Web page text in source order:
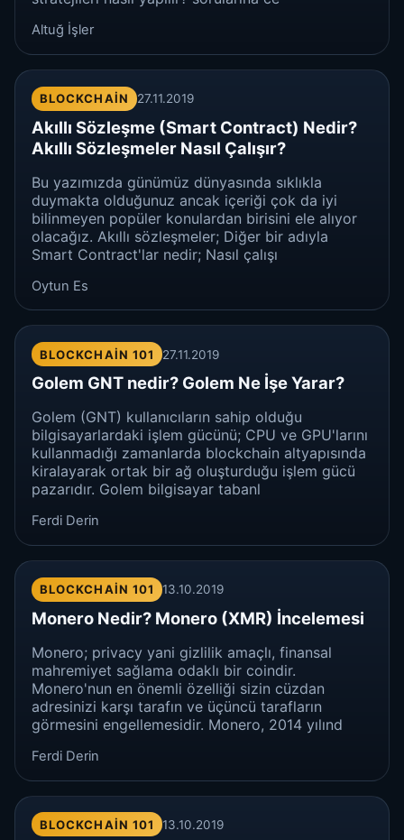
Altuğ İşler
BLOCKCHAIN 27.11.2019
Akıllı Sözleşme (Smart Contract) Nedir?
Akıllı Sözleşmeler Nasıl Çalışır?
Bu yazımızda günümüz dünyasında sıklıkla
duymakta olduğunuz ancak içeriği çok da iyi
bilinmeyen popüler konulardan birisini ele alıyor
olacağız. Akıllı sözleşmeler; Diğer bir adıyla
Smart Contract'lar nedir; Nasıl çalışı
Oytun Es
BLOCKCHAIN 101 27.11.2019
Golem GNT nedir? Golem Ne İşe Yarar?
Golem (GNT) kullanıcıların sahip olduğu
bilgisayarlardaki işlem gücünü; CPU ve GPU'larını
kullanmadığı zamanlarda blockchain altyapısında
kiralayarak ortak bir ağ oluşturduğu işlem gücü
pazarıdır. Golem bilgisayar tabanl
Ferdi Derin
BLOCKCHAIN 101 13.10.2019
Monero Nedir? Monero (XMR) İncelemesi
Monero; privacy yani gizlilik amaçlı, finansal
mahremiyet sağlama odaklı bir coindir.
Monero'nun en önemli özelliği sizin cüzdan
adresinizi karşı tarafın ve üçüncü tarafların
görmesini engellemesidir. Monero, 2014 yılınd
Ferdi Derin
BLOCKCHAIN 101 13.10.2019